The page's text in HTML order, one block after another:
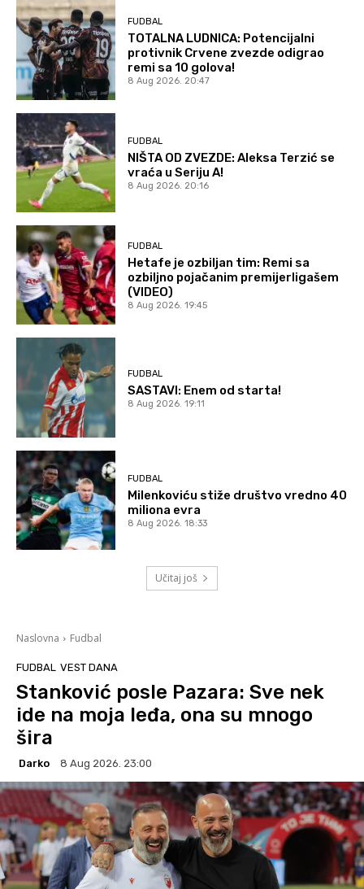
FUDBAL
TOTALNA LUDNICA: Potencijalni
protivnik Crvene zvezde odigrao
remi sa 10 golova!
8 Aug 2026. 20:47
FUDBAL
NIŠTA OD ZVEZDE: Aleksa Terzić se
vraća u Seriju A!
8 Aug 2026. 20:16
FUDBAL
Hetafe je ozbiljan tim: Remi sa
ozbiljno pojačanim premijerligašem
(VIDEO)
8 Aug 2026. 19:45
FUDBAL
SASTAVI: Enem od starta!
8 Aug 2026. 19:11
FUDBAL
Milenkoviću stiže društvo vredno 40
miliona evra
8 Aug 2026. 18:33
Učitaj još